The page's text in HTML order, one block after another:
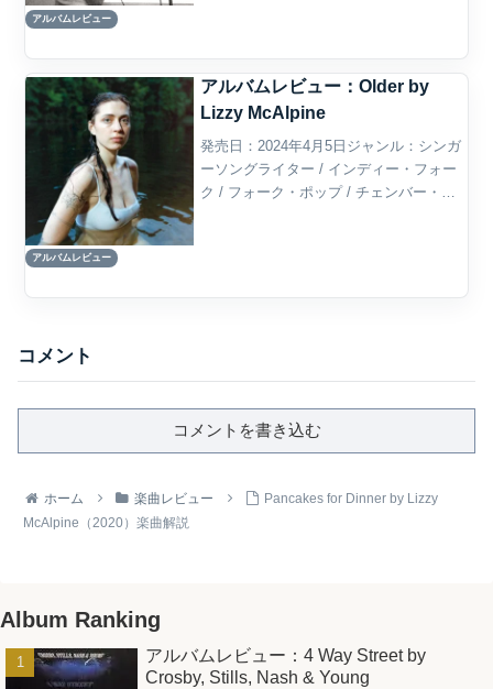
アルバムレビュー
アルバムレビュー
アルバムレビュー：Older by
Lizzy McAlpine
発売日：2024年4月5日ジャンル：シンガ
ーソングライター / インディー・フォー
ク / フォーク・ポップ / チェンバー・ポ
コメント
コメントを書き込む
ホーム 楽曲レビュー
Pancakes for Dinner by Lizzy
McAlpine（2020）楽曲解説
Album Ranking
アルバムレビュー：4 Way Street by
Crosby, Stills, Nash & Young